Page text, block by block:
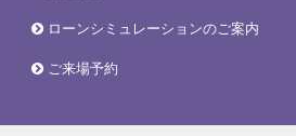
ローンシミュレーションのご案内
ご来場予約